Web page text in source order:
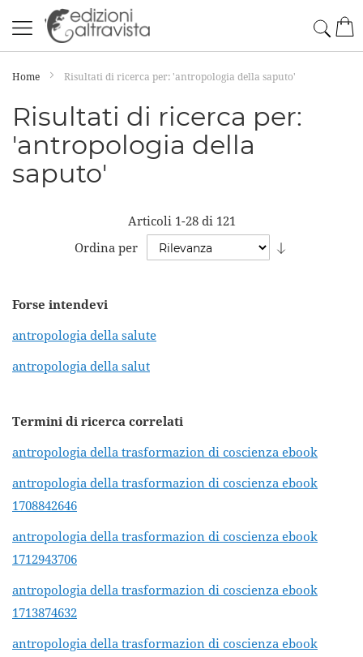
al
contenuto
Home Risultati di ricerca per: 'antropologia della saputo'
Risultati di ricerca per:
'antropologia della
saputo'
Articoli 1-28di 121
Ordina per
Forse intendevi
antropologia della salute
antropologia della salut
Termini di ricerca correlati
antropologia della trasformazion di coscienza ebook
antropologia della trasformazion di coscienza ebook
1708842646
antropologia della trasformazion di coscienza ebook
1712943706
antropologia della trasformazion di coscienza ebook
1713874632
antropologia della trasformazion di coscienza ebook